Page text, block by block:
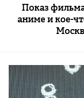
Показ
аниме и кое-